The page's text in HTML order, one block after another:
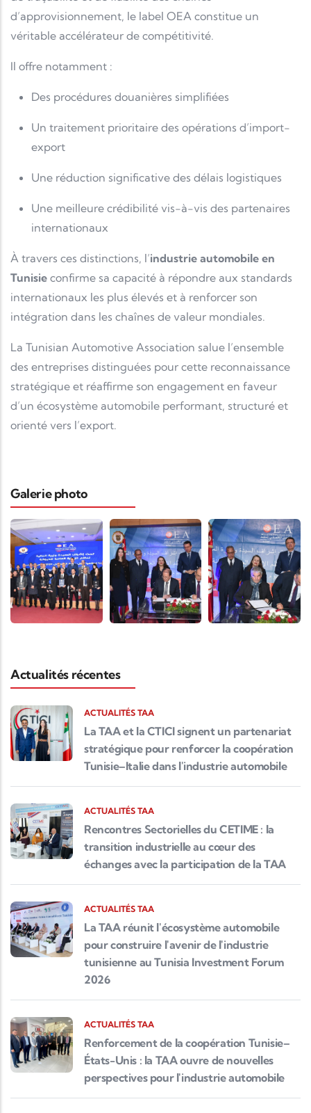
d’approvisionnement, le label OEA constitue un
véritable accélérateur de compétitivité.
Il offre notamment :
Des procédures douanières simplifiées
Un traitement prioritaire des opérations d’import-
export
Une réduction significative des délais logistiques
Une meilleure crédibilité vis-à-vis des partenaires
internationaux
À travers ces distinctions, l’industrie automobile en
Tunisie confirme sa capacité à répondre aux standards
internationaux les plus élevés et à renforcer son
intégration dans les chaînes de valeur mondiales.
La Tunisian Automotive Association salue l’ensemble
des entreprises distinguées pour cette reconnaissance
stratégique et réaffirme son engagement en faveur
d’un écosystème automobile performant, structuré et
orienté vers l’export.
Galerie photo
Actualités récentes
ACTUALITÉS TAA
La TAA et la CTICI signent un partenariat
stratégique pour renforcer la coopération
Tunisie–Italie dans l'industrie automobile
ACTUALITÉS TAA
Rencontres Sectorielles du CETIME : la
transition industrielle au cœur des
échanges avec la participation de la TAA
ACTUALITÉS TAA
La TAA réunit l'écosystème automobile
pour construire l'avenir de l'industrie
tunisienne au Tunisia Investment Forum
2026
ACTUALITÉS TAA
Renforcement de la coopération Tunisie–
États-Unis : la TAA ouvre de nouvelles
perspectives pour l'industrie automobile